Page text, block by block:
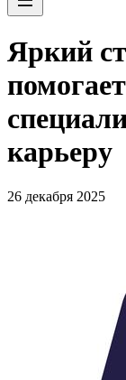
Яркий
карьеру
26 декабря 2025